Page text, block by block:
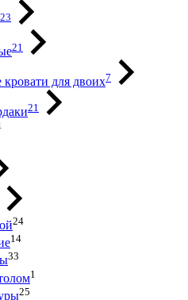
21
для двоих7
21
24
14
33
1
25